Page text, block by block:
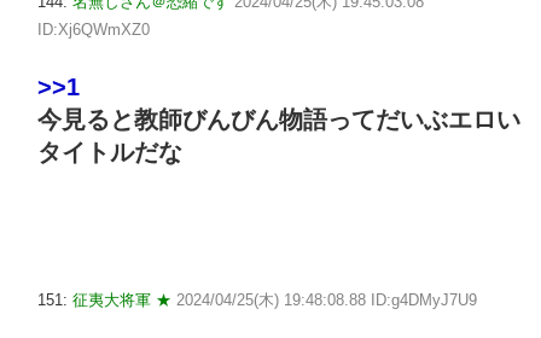
ID:Xj6QWmXZ0
>>1
今見ると教師びんびん物語ってだいぶエロい
タイトルだな
151: 征夷大将軍 ★ 2024/04/25(木) 19:48:08.88 ID:g4DMyJ7U9